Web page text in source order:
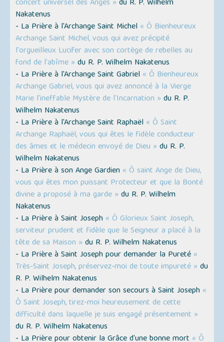
concert universel des Anges » du R. P. Wilhelm
Nakatenus
- La Prière à l'Archange Saint Michel « Ô Bienheureux
Archange Saint Michel, vous qui avez précipité
l'orgueilleux Lucifer avec son cortège de rebelles au
fond de l'abîme » du R. P. Wilhelm Nakatenus
- La Prière à l'Archange Saint Gabriel « Ô Bienheureux
Archange Gabriel, vous qui avez annoncé à la Vierge
Marie l'ineffable Mystère de l'Incarnation » du R. P.
Wilhelm Nakatenus
- La Prière à l'Archange Saint Raphaël « Ô Saint
Archange Raphaël, vous qui êtes le fidèle conducteur
des âmes et le médecin envoyé de Dieu » du R. P.
Wilhelm Nakatenus
- La Prière à son Ange Gardien « Ô saint Ange de Dieu,
vous qui êtes mon puissant Protecteur et que la Bonté
divine a proposé à ma garde » du R. P. Wilhelm
Nakatenus
- La Prière à Saint Joseph « Ô Glorieux Saint Joseph,
serviteur prudent et fidèle que le Seigneur a placé à la
tête de sa Maison » du R. P. Wilhelm Nakatenus
- La Prière à Saint Joseph pour demander la Pureté «
Très-Saint Joseph, préservez-moi de toute impureté » du
R. P. Wilhelm Nakatenus
- La Prière pour demander son secours à Saint Joseph «
Ô Saint Joseph, tirez-moi heureusement de cette
difficulté dans laquelle je suis engagé présentement »
du R. P. Wilhelm Nakatenus